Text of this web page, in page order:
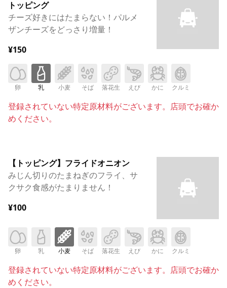
トッピング
チーズ好きにはたまらない！パルメ
ザンチーズをどっさり増量！
¥150
卵 乳 小麦 そば 落花生 えび かに クルミ
登録されていない特定原材料がございます。店頭でお確か
めください。
【トッピング】フライドオニオン
みじん切りのたまねぎのフライ、サ
クサク食感がたまりません！
¥100
卵 乳 小麦 そば 落花生 えび かに クルミ
登録されていない特定原材料がございます。店頭でお確か
めください。